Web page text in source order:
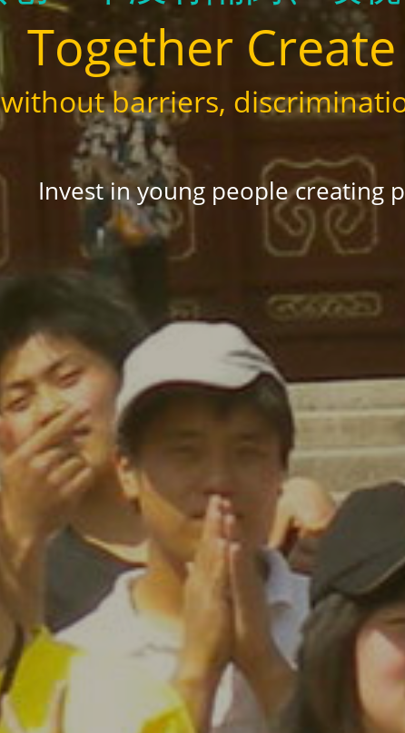
Together
without barriers,
Invest in young people creating